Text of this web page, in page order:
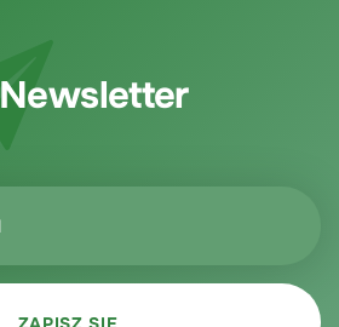
Newsletter